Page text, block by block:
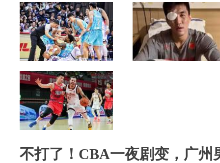
不打了！CBA一夜剧变，广州